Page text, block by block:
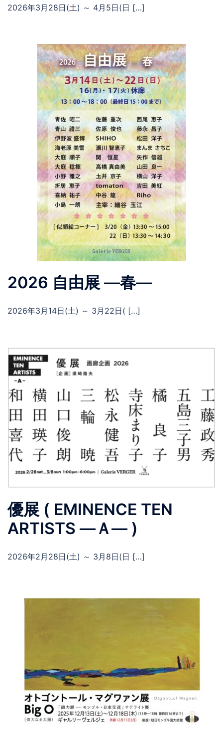
2026年3月28日(土) ～ 4月5日(日 […]
2026 自由展 ―春―
2026年3月14日(土) ～ 3月22日( […]
優展 ( EMINENCE TEN
ARTISTS ―Ａ― )
2026年2月28日(土) ～ 3月8日(日 […]